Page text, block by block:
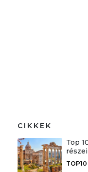
CIKKEK
Top
TOP10